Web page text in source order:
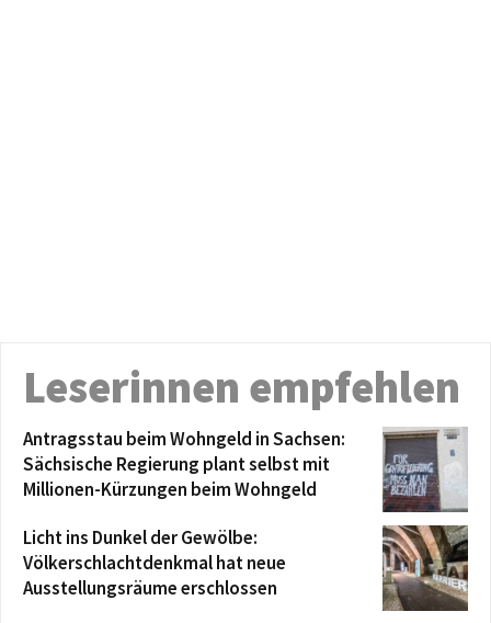
Leserinnen empfehlen
Antragsstau beim Wohngeld in Sachsen:
Sächsische Regierung plant selbst mit
Millionen-Kürzungen beim Wohngeld
Licht ins Dunkel der Gewölbe:
Völkerschlachtdenkmal hat neue
Ausstellungsräume erschlossen